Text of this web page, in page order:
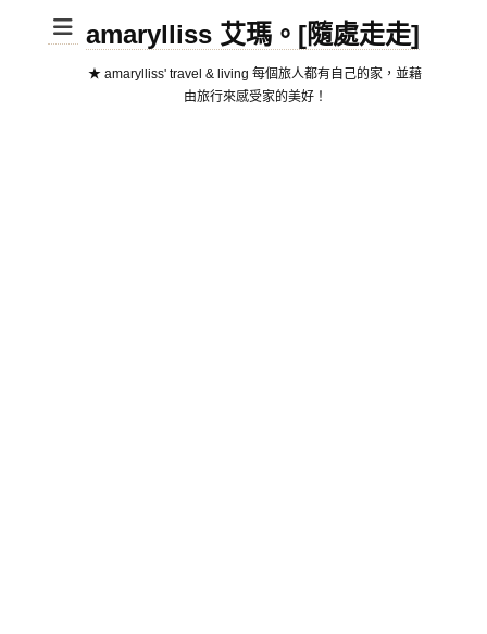
amarylliss 艾瑪。[隨處走走]
★ amarylliss' travel & living 每個旅人都有自己的家，並藉
由旅行來感受家的美好！